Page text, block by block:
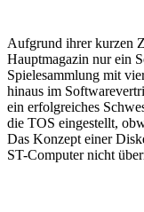
Aufgrund ihrer kurzen
Hauptmagazin nur ein
Spielesammlung mit
hinaus im
ein erfolgreiches
die TOS eingestellt,
Das Konzept einer
ST-Computer nicht